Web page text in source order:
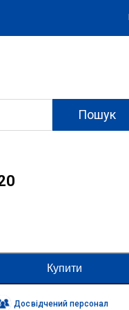
Пошук
Купити
Досвідчений персонал